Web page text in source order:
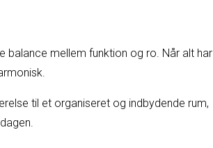
balance mellem funktion og ro. Når alt har
til et organiseret og indbydende rum,